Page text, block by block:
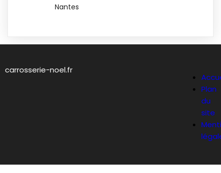
Nantes
carrosserie-noel.fr
Plan
du
site